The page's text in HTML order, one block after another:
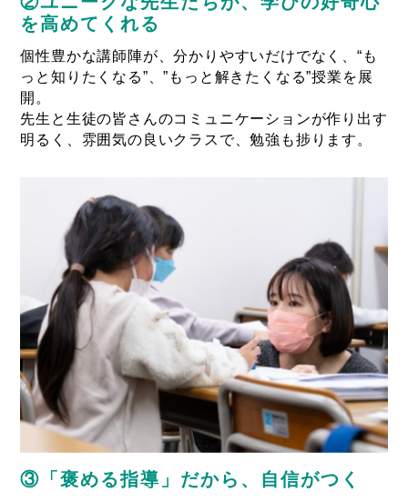
を高めてくれる
個性豊かな講師陣が、分かりやすいだけでなく、“も
っと知りたくなる”、”もっと解きたくなる”授業を展
開。
先生と生徒の皆さんのコミュニケーションが作り出す
明るく、雰囲気の良いクラスで、勉強も捗ります。
③「褒める指導」だから、自信がつく